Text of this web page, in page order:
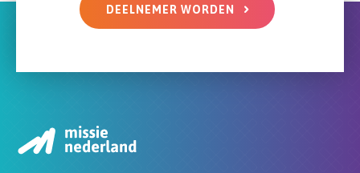
DEELNEMER WORDEN